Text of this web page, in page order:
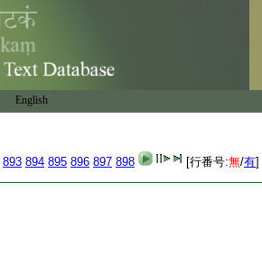
English
893 894 895 896 897 898 [行番号:無/有]